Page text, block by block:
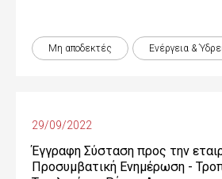
Μη αποδεκτές Ενέργεια &
29/09/2022
Έγγραφη Σύσταση προς την
Προσυμβατική Ενημέρωση -